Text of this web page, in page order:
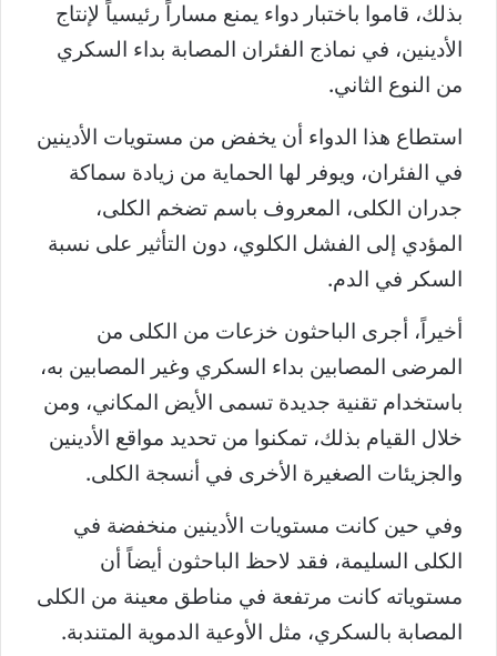
بذلك، قاموا باختبار دواء يمنع مساراً رئيسياً لإنتاج
الأدينين، في نماذج الفئران المصابة بداء السكري
من النوع الثاني.
استطاع هذا الدواء أن يخفض من مستويات الأدينين
في الفئران، ويوفر لها الحماية من زيادة سماكة
جدران الكلى، المعروف باسم تضخم الكلى،
المؤدي إلى الفشل الكلوي، دون التأثير على نسبة
السكر في الدم.
أخيراً، أجرى الباحثون خزعات من الكلى من
المرضى المصابين بداء السكري وغير المصابين به،
باستخدام تقنية جديدة تسمى الأيض المكاني، ومن
خلال القيام بذلك، تمكنوا من تحديد مواقع الأدينين
والجزيئات الصغيرة الأخرى في أنسجة الكلى.
وفي حين كانت مستويات الأدينين منخفضة في
الكلى السليمة، فقد لاحظ الباحثون أيضاً أن
مستوياته كانت مرتفعة في مناطق معينة من الكلى
المصابة بالسكري، مثل الأوعية الدموية المتندبة.